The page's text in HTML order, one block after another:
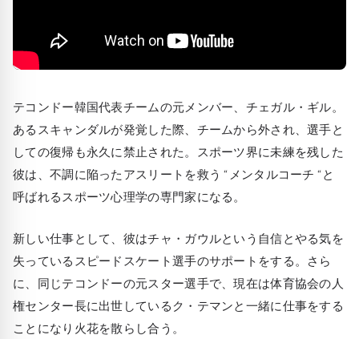
テコンドー韓国代表チームの元メンバー、チェガル・ギル。
あるスキャンダルが発覚した際、チームから外され、選手と
しての復帰も永久に禁止された。スポーツ界に未練を残した
彼は、不調に陥ったアスリートを救う “メンタルコーチ “と
呼ばれるスポーツ心理学の専門家になる。
新しい仕事として、彼はチャ・ガウルという自信とやる気を
失っているスピードスケート選手のサポートをする。さら
に、同じテコンドーの元スター選手で、現在は体育協会の人
権センター長に出世しているク・テマンと一緒に仕事をする
ことになり火花を散らし合う。